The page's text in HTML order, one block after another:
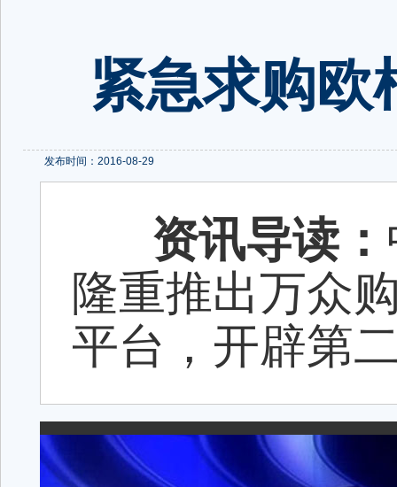
紧急求购欧
发布时间：2016-08-29
资讯导读：
隆重推出万众
平台，开辟第